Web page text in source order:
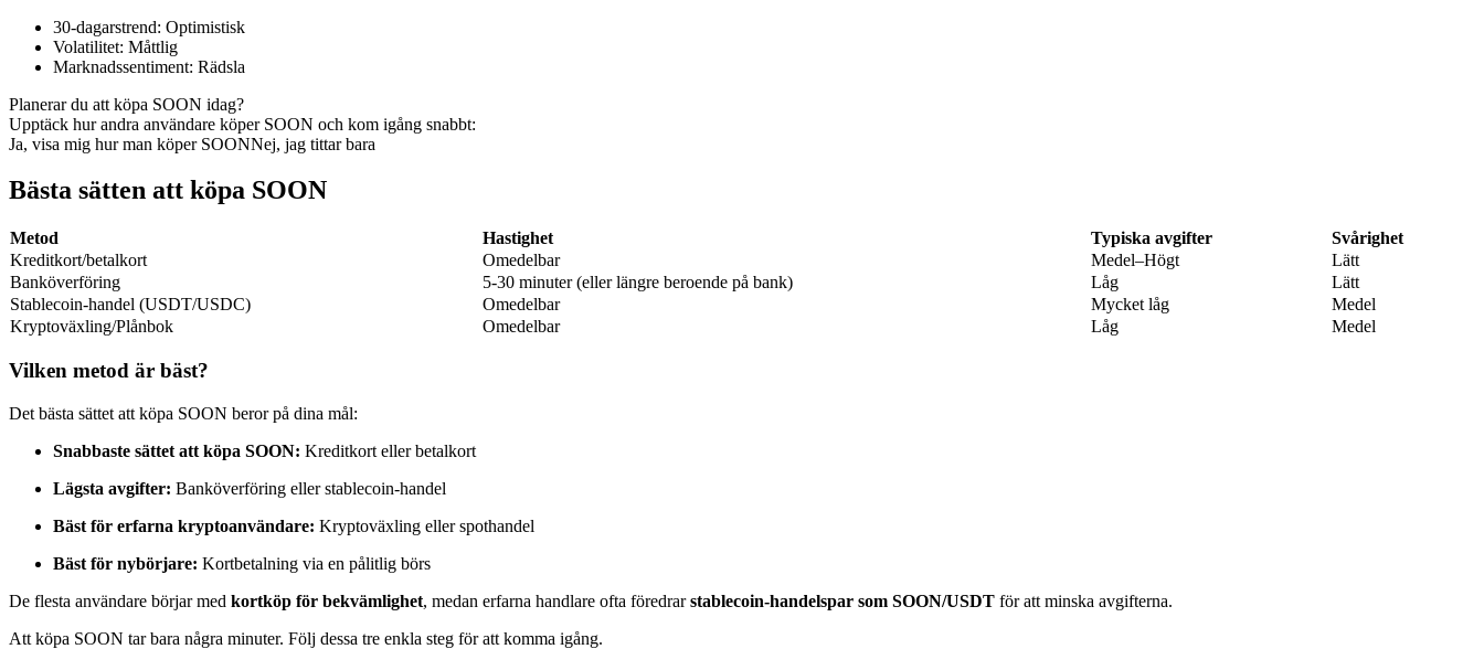
TradFi
Derivat för aktier, valuta, ädelmetaller och råvaror
USDC Futures
Futures med USDC som säkerhet
Gå med de bästa handlarna
30-dagarstrend: Optimistisk
Volatilitet: Måttlig
Marknadssentiment: Rädsla
Planerar du att köpa SOON idag?
Upptäck hur andra användare köper SOON och kom igång snabbt:
Ja, visa mig hur man köper SOONNej, jag tittar bara
Bästa sätten att köpa SOON
Metod Hastighet Typiska avgifter
Svårighet
Kreditkort/betalkort
Omedelbar Medel–Högt
Lätt
Banköverföring
5-30 minuter (eller längre beroende på bank) Låg
Lätt
Stablecoin-handel (USDT/USDC)
Omedelbar Mycket låg
Medel
Kryptoväxling/Plånbok
Omedelbar Låg Medel
Vilken metod är bäst?
Det bästa sättet att köpa SOON beror på dina mål:
Snabbaste sättet att köpa SOON: Kreditkort eller betalkort
Lägsta avgifter: Banköverföring eller stablecoin-handel
Bäst för erfarna kryptoanvändare: Kryptoväxling eller spothandel
Bäst för nybörjare: Kortbetalning via en pålitlig börs
De flesta användare börjar med kortköp för bekvämlighet, medan erfarna handlare ofta föredrarstablecoin-handelspar som SOON/USDT för att minska avgifterna.
Att köpa SOON tar bara några minuter. Följ dessa tre enkla steg för att komma igång.